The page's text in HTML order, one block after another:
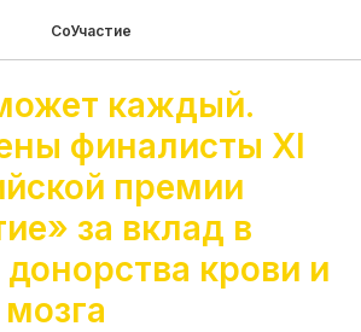
СоУчастие
каждый.
финалисты XI
премии
за вклад в
донорства крови и